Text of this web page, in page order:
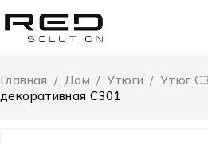
Главная / Дом / Утюги / Утюг
декоративная C301